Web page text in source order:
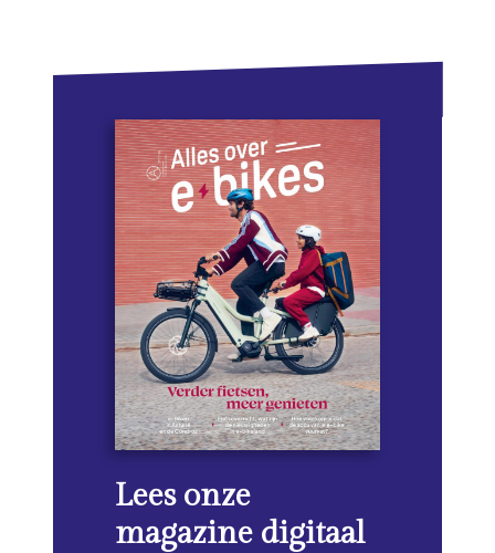
Lees onze
magazine digitaal